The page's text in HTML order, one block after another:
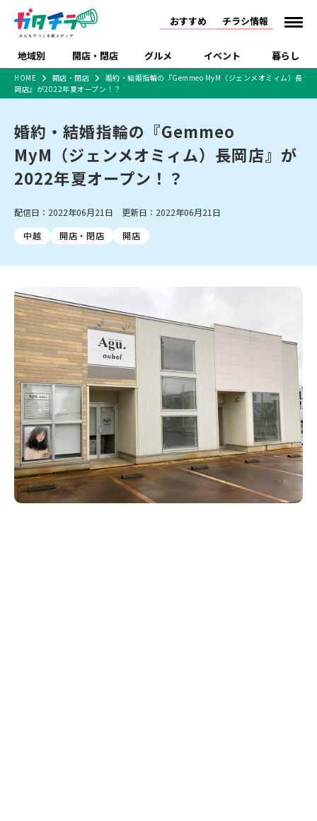
おすすめ チラシ情報
地域別 開店・閉店 グルメ イベント 暮らし
新潟市 下越
中越
佐渡
新潟市中央区
新潟市南区
新潟市江南区 新潟市秋葉区
村上・関川
新発田・聖籠
胎内・粟島
三条・加茂・田上
五泉・阿賀野・阿賀
長岡・見附
小千谷・十日町・津南
魚沼・南魚沼・湯沢
柏崎・刈羽・出雲崎
上越・妙高・糸魚川
開店 閉店
リニューアル・移転 休業 開店まとめ
新潟市・開店
新潟市・閉店
長岡市・開店
長岡市・閉店
上越市・開店
ラーメン・開店
ラーメン・閉店
ラーメン 現地レポート
和食
スイーツ
ご当地グルメ
カフェ
居酒屋・バー 焼肉
パスタ
パン・ベーカリー
タレカツ・豚カツ
デカ盛り・大盛り
旨辛・激辛
定食・町定食
日本酒・新潟清酒
ワイン・クラフトビール
ケーキ・パフェ
ビアガーデン・暑気払い
忘新年会・歓送迎会
体験・販売 祭り・伝統行事
趣味・展示会
スポーツ
セミナー・講演会
住宅展示場
完成見学会 学生スポーツ
施設・ショップ
店
食品メーカー・県産
習い事・塾 アパレル・雑貨
観光スポット
温泉・入浴 ホテル 旅館
水族館
リユース・買取
病院・クリニック
ビルボードプレイスBP
新潟伊勢丹
ピア万代
リバーサイド千秋
パティオPATIO
特売セール インタビュー
特集・まとめ記事
セツコママ ランキング 新潟人
キャンペーン
開店まとめ
閉店まとめ
食品スーパー・コンビ
ショッピングモール・
大型施設
ドラッグストア・ホーム
センター
ファッション 生活サービス
新車・中古車・カー用品
冠婚葬祭
習い事・塾
官公庁・自治体
新潟市 チラシ
長岡・見附 チラシ
上越・妙高・糸魚川 チラシ
注目 チラシ
火曜セール
オープン・リニューアルセール
周年祭・感謝祭セール
年末・初売りセール
HOME 開店・閉店
婚約・結婚指輪の『Gemmeo MyM（ジェンメオミィム）長
岡店』が2022年夏オープン！？
婚約・結婚指輪の『Gemmeo
MyM（ジェンメオミィム）長岡店』が
2022年夏オープン！？
配信日：2022年06月21日 更新日：2022年06月21日
中越
開店・閉店 開店